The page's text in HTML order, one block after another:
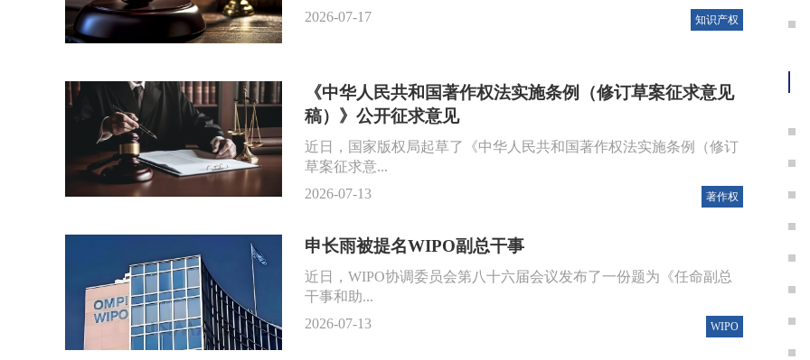
2026-07-17
知识产权
《中华人民共和国著作权法实施条例（修订草案征求意见
稿）》公开征求意见
近日，国家版权局起草了《中华人民共和国著作权法实施条例（修订
草案征求意...
2026-07-13
著作权
申长雨被提名WIPO副总干事
近日，WIPO协调委员会第八十六届会议发布了一份题为《任命副总
干事和助...
2026-07-13
WIPO